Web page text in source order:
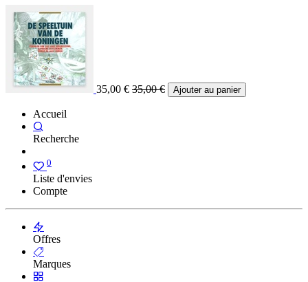
35,00 € 35,00€ Ajouter au panier
Accueil
Recherche
0
Liste d'envies
Compte
Offres
Marques